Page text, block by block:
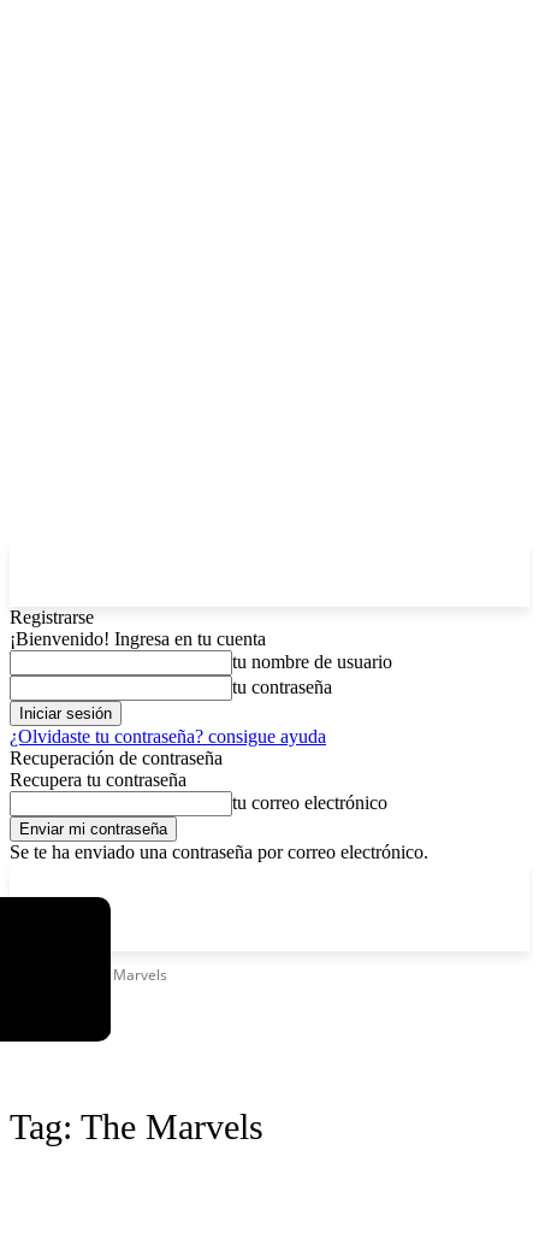
Registrarse
¡Bienvenido! Ingresa en tu cuenta
tu nombre de usuario
tu contraseña
¿Olvidaste tu contraseña? consigue ayuda
Recuperación de contraseña
Recupera tu contraseña
tu correo electrónico
Se te ha enviado una contraseña por correo electrónico.
The Marvels
Tag: The Marvels